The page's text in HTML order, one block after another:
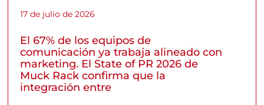
17 de julio de 2026
El 67% de los equipos de
comunicación ya trabaja alineado con
marketing. El State of PR 2026 de
Muck Rack confirma que la
integración entre